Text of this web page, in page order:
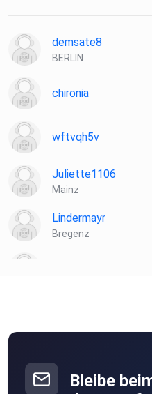
demsate8
BERLIN
chironia
wftvqh5v
Juliette1106
Mainz
Lindermayr
Bregenz
Singen
Bleibe